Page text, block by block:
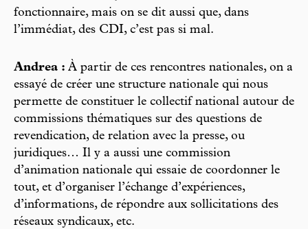
fonctionnaire, mais on se dit aussi que, dans
l’immédiat, des CDI, c’est pas si mal.
Andrea : À partir de ces rencontres nationales, on a
essayé de créer une structure nationale qui nous
permette de constituer le collectif national autour de
commissions thématiques sur des questions de
revendication, de relation avec la presse, ou
juridiques… Il y a aussi une commission
d’animation nationale qui essaie de coordonner le
tout, et d’organiser l’échange d’expériences,
d’informations, de répondre aux sollicitations des
réseaux syndicaux, etc.